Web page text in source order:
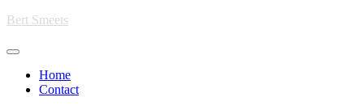
Skip
main
Bert Smeets
Toggle
navigationHome
Contact